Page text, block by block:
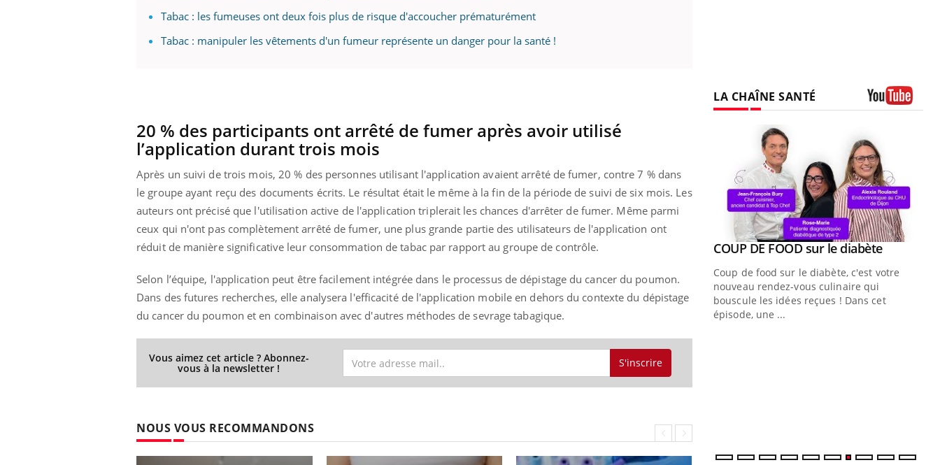
Tabac : les fumeuses ont deux fois plus de risque d'accoucher prématurément
Tabac : manipuler les vêtements d'un fumeur représente un danger pour la santé !
20 % des participants ont arrêté de fumer après avoir utilisé
l’application durant trois mois
Après un suivi de trois mois, 20 % des personnes utilisant l'application avaient arrêté de fumer, contre 7 % dans
le groupe ayant reçu des documents écrits. Le résultat était le même à la fin de la période de suivi de six mois. Les
auteurs ont précisé que l'utilisation active de l'application triplerait les chances d'arrêter de fumer. Même parmi
ceux qui n'ont pas complètement arrêté de fumer, une plus grande partie des utilisateurs de l'application ont
réduit de manière significative leur consommation de tabac par rapport au groupe de contrôle.
Selon l’équipe, l'application peut être facilement intégrée dans le processus de dépistage du cancer du poumon.
Dans des futures recherches, elle analysera l'efficacité de l'application mobile en dehors du contexte du dépistage
du cancer du poumon et en combinaison avec d'autres méthodes de sevrage tabagique.
Vous aimez cet article ? Abonnez-
vous à la newsletter ! S'inscrire
NOUS VOUS RECOMMANDONS
LA CHAÎNE SANTÉ
Diabète & Ramadan 2026Youtube
Le Ramadan approche, et, pour de
nombreuses personnes atteintes de
diabète, c'est une période de questions, de
défis, mais ...
Youtube
Un « jumeau numérique » pour
préventiveYoutube
Un établissement lié à un groupe
mutualiste innove en matière de bilan de
numérique » permet ...
Youtube
COUP DE FOOD sur le diabèteYoutube
Coup de food sur le diabète, c'est votre
nouveau rendez-vous culinaire qui
bouscule les idées reçues ! Dans cet
épisode, une ...